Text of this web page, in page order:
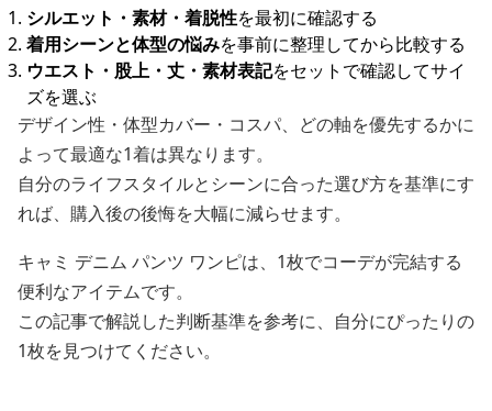
シルエット・素材・着脱性を最初に確認する
着用シーンと体型の悩みを事前に整理してから比較する
ウエスト・股上・丈・素材表記をセットで確認してサイ
ズを選ぶ
デザイン性・体型カバー・コスパ、どの軸を優先するかに
よって最適な1着は異なります。
自分のライフスタイルとシーンに合った選び方を基準にす
れば、購入後の後悔を大幅に減らせます。
キャミ デニム パンツ ワンピは、1枚でコーデが完結する
便利なアイテムです。
この記事で解説した判断基準を参考に、自分にぴったりの
1枚を見つけてください。